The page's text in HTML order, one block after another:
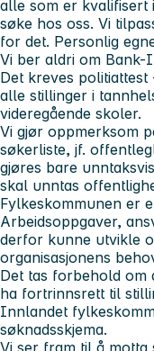
alle som er kvalifisert
søke hos oss. Vi
for det. Personlig
Vi ber aldri om Bank-
Det kreves
alle stillinger i
videregående skoler.
Vi gjør oppmerksom
søkerliste, jf.
gjøres bare
skal unntas
Fylkeskommunen er
Arbeidsoppgaver,
derfor kunne utvikle
organisasjonens
Det tas forbehold om
ha fortrinnsrett til
Innlandet
søknadsskjema.
Vi ser fram til å motta